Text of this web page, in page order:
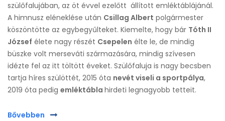
szülőfalujában, az öt évvel ezelőtt állított emléktáblájánál.
A himnusz eléneklése után Csillag Albert polgármester
köszöntötte az egybegyűlteket. Kiemelte, hogy bár Tóth II
József élete nagy részét Csepelen élte le, de mindig
büszke volt merseváti származására, mindig szívesen
idézte fel az itt töltött éveket. Szülőfaluja is nagy becsben
tartja híres szülöttét, 2015 óta nevét viseli a sportpálya,
2019 óta pedig emléktábla hirdeti legnagyobb tetteit.
Bővebben